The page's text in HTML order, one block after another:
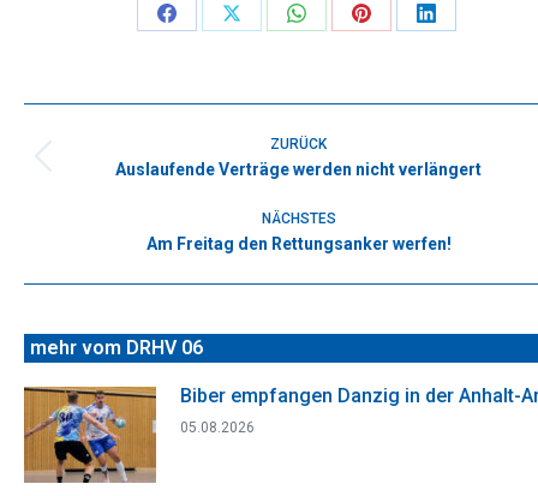
Share
Facebook
Share
X
Share
WhatsApp
Share
Pinterest
Share
LinkedIn
ZURÜCK
Vorheriger
Auslaufende Verträge werden nicht verlängert
NÄCHSTES
Nächster
Am Freitag den Rettungsanker werfen!
mehr vom DRHV 06
Biber empfangen Danzig in der Anhalt-
05.08.2026